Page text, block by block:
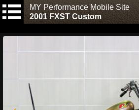
MY Performance Mobile Site
2001 FXST Custom